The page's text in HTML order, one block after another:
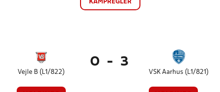
KAMPREGLER
Vejle B (L1/822)
0 - 3
VSK Aarhus (L1/821)